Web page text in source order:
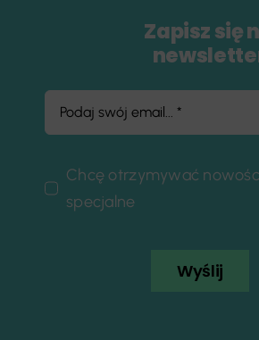
Zapisz się
Chcę otrzymywać
specjalne
Wyślij